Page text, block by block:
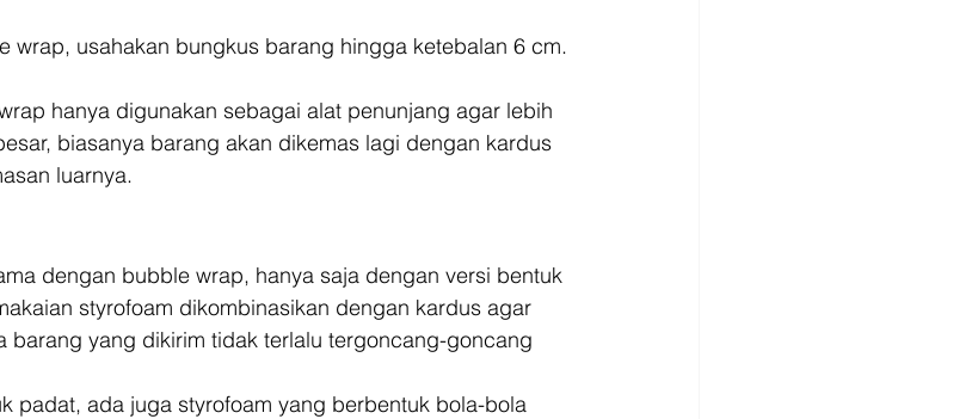
wrap, usahakan bungkus barang hingga ketebalan 6 cm.
hanya digunakan sebagai alat penunjang agar lebih
biasanya barang akan dikemas lagi dengan kardus
luarnya.
dengan bubble wrap, hanya saja dengan versi bentuk
styrofoam dikombinasikan dengan kardus agar
barang yang dikirim tidak terlalu tergoncang-goncang
padat, ada juga styrofoam yang berbentuk bola-bola